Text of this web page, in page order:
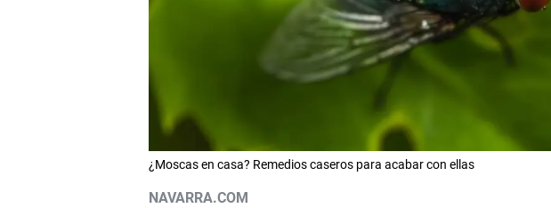
¿Moscas en casa? Remedios caseros para acabar con ellas
NAVARRA.COM